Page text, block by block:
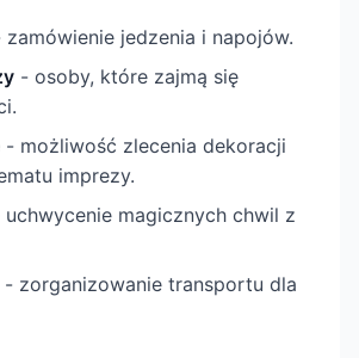
zamówienie jedzenia i napojów.
- osoby, które zajmą się
- możliwość zlecenia dekoracji
imprezy.
uchwycenie magicznych chwil z
- zorganizowanie transportu dla